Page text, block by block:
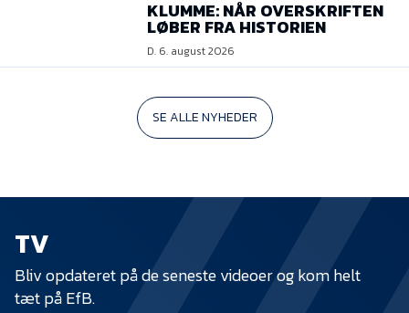
KLUMME: NÅR OVERSKRIFTEN
LØBER FRA HISTORIEN
D. 6. august 2026
SE ALLE NYHEDER
TV
Bliv opdateret på de seneste videoer og kom helt
tæt på EfB.